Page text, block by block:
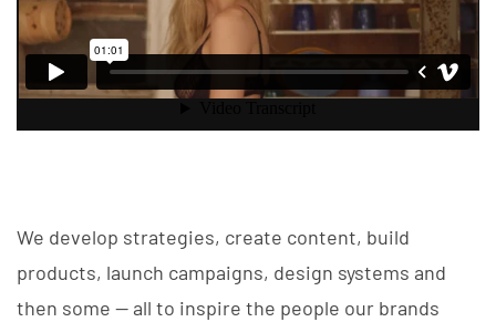
We develop strategies, create content, build
products, launch campaigns, design systems and
then some — all to inspire the people our brands